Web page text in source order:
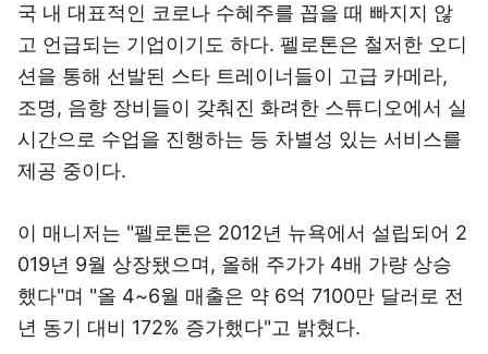
국 내 대표적인 코로나 수혜주를 꼽을 때 빠지지 않
고 언급되는 기업이기도 하다. 펠로톤은 철저한 오디
션을 통해 선발된 스타 트레이너들이 고급 카메라,
조명, 음향 장비들이 갖춰진 화려한 스튜디오에서 실
시간으로 수업을 진행하는 등 차별성 있는 서비스를
제공 중이다.
이 매니저는 "펠로톤은 2012년 뉴욕에서 설립되어 2
019년 9월 상장됐으며, 올해 주가가 4배 가량 상승
했다"며 "올 4~6월 매출은 약 6억 7100만 달러로 전
년 동기 대비 172% 증가했다"고 밝혔다.